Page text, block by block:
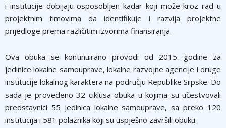
i institucije dobijaju osposoblјen kadar koji može kroz rad u
projektnim timovima da identifikuje i razvija projektne
prijedloge prema različitim izvorima finansiranja.
Ova obuka se kontinuirano provodi od 2015. godine za
jedinice lokalne samouprave, lokalne razvojne agencije i druge
institucije lokalnog karaktera na području Republike Srpske. Do
sada je provedeno 32 ciklusa obuka u kojima su učestvovali
predstavnici 55 jedinica lokalne samouprave, sa preko 120
institucija i 581 polaznika koji su uspješno završili obuku.